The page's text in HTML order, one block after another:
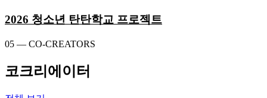
2026 청소년 탄탄학교 프로젝트
05 — CO-CREATORS
코크리에이터